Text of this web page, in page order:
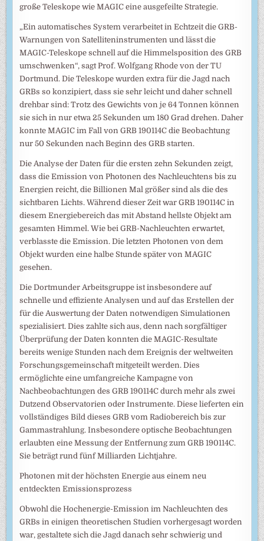
große Teleskope wie MAGIC eine ausgefeilte Strategie.
„Ein automatisches System verarbeitet in Echtzeit die GRB-
Warnungen von Satelliteninstrumenten und lässt die
MAGIC-Teleskope schnell auf die Himmelsposition des GRB
umschwenken“, sagt Prof. Wolfgang Rhode von der TU
Dortmund. Die Teleskope wurden extra für die Jagd nach
GRBs so konzipiert, dass sie sehr leicht und daher schnell
drehbar sind: Trotz des Gewichts von je 64 Tonnen können
sie sich in nur etwa 25 Sekunden um 180 Grad drehen. Daher
konnte MAGIC im Fall von GRB 190114C die Beobachtung
nur 50 Sekunden nach Beginn des GRB starten.
Die Analyse der Daten für die ersten zehn Sekunden zeigt,
dass die Emission von Photonen des Nachleuchtens bis zu
Energien reicht, die Billionen Mal größer sind als die des
sichtbaren Lichts. Während dieser Zeit war GRB 190114C in
diesem Energiebereich das mit Abstand hellste Objekt am
gesamten Himmel. Wie bei GRB-Nachleuchten erwartet,
verblasste die Emission. Die letzten Photonen von dem
Objekt wurden eine halbe Stunde später von MAGIC
gesehen.
Die Dortmunder Arbeitsgruppe ist insbesondere auf
schnelle und effiziente Analysen und auf das Erstellen der
für die Auswertung der Daten notwendigen Simulationen
spezialisiert. Dies zahlte sich aus, denn nach sorgfältiger
Überprüfung der Daten konnten die MAGIC-Resultate
bereits wenige Stunden nach dem Ereignis der weltweiten
Forschungsgemeinschaft mitgeteilt werden. Dies
ermöglichte eine umfangreiche Kampagne von
Nachbeobachtungen des GRB 190114C durch mehr als zwei
Dutzend Observatorien oder Instrumente. Diese lieferten ein
vollständiges Bild dieses GRB vom Radiobereich bis zur
Gammastrahlung. Insbesondere optische Beobachtungen
erlaubten eine Messung der Entfernung zum GRB 190114C.
Sie beträgt rund fünf Milliarden Lichtjahre.
Photonen mit der höchsten Energie aus einem neu
entdeckten Emissionsprozess
Obwohl die Hochenergie-Emission im Nachleuchten des
GRBs in einigen theoretischen Studien vorhergesagt worden
war, gestaltete sich die Jagd danach sehr schwierig und